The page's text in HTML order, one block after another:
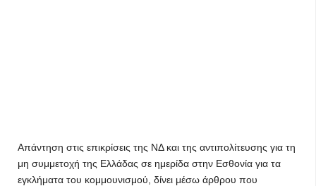
Απάντηση στις επικρίσεις της ΝΔ και της αντιπολίτευσης για τη
μη συμμετοχή της Ελλάδας σε ημερίδα στην Εσθονία για τα
εγκλήματα του κομμουνισμού, δίνει μέσω άρθρου που